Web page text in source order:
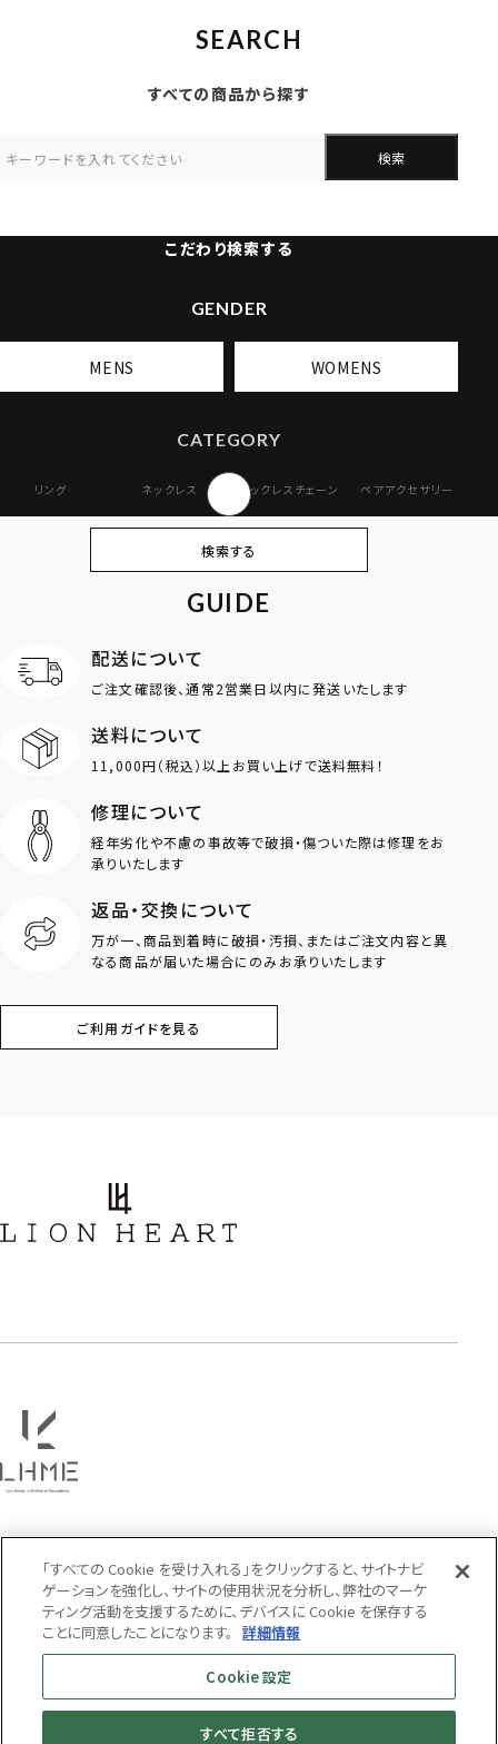
SEARCH
すべての商品から探す
検索
こだわり検索する
GENDER
MENS WOMENS
CATEGORY
リング ネックレス ネックレスチェーン ペアアクセサリー
オンラインストア
ギフトボックス
MOTIF
ダブルリング
ロゴ
クラウン
スター
フラワー
検索する
GUIDE
配送について
ご注文確認後、通常2営業日以内に発送いたします
送料について
11,000円（税込）以上お買い上げで送料無料！
修理について
経年劣化や不慮の事故等で破損・傷ついた際は修理をお
承りいたします
返品・交換について
万が一、商品到着時に破損・汚損、またはご注文内容と異
なる商品が届いた場合にのみお承りいたします
ご利用ガイドを見る
「すべての Cookie を受け入れる」をクリックすると、サイトナビ
ゲーションを強化し、サイトの使用状況を分析し、弊社のマーケ
ティング活動を支援するために、デバイスに Cookie を保存する
ことに同意したことになります。
詳細情報
Cookie 設定
すべて拒否する